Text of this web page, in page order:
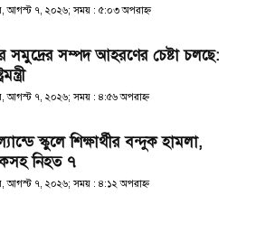
আগস্ট ৭, ২০২৬; সময় : ৫:০৩ অপরাহ্ণ
সমুদ্রের সম্পদ আহরণের চেষ্টা চলছে:
আগস্ট ৭, ২০২৬; সময় : ৪:৫৬ অপরাহ্ণ
স্কুলে শিক্ষার্থীর বন্দুক হামলা,
নিহত ৭
আগস্ট ৭, ২০২৬; সময় : ৪:১২ অপরাহ্ণ